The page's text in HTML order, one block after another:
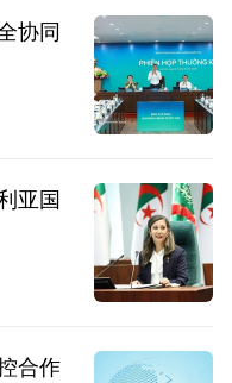
协同
亚国
合作